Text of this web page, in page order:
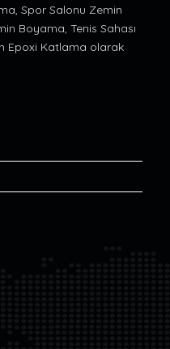
Spor Salonu Zemin
Boyama, Tenis Sahası
Epoxi Katlama olarak